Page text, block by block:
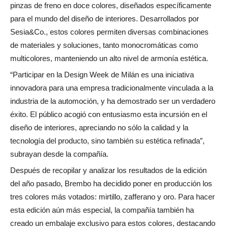
pinzas de freno en doce colores, diseñados específicamente
para el mundo del diseño de interiores. Desarrollados por
Sesia&Co., estos colores permiten diversas combinaciones
de materiales y soluciones, tanto monocromáticas como
multicolores, manteniendo un alto nivel de armonía estética.
“Participar en la Design Week de Milán es una iniciativa
innovadora para una empresa tradicionalmente vinculada a la
industria de la automoción, y ha demostrado ser un verdadero
éxito. El público acogió con entusiasmo esta incursión en el
diseño de interiores, apreciando no sólo la calidad y la
tecnología del producto, sino también su estética refinada”,
subrayan desde la compañía.
Después de recopilar y analizar los resultados de la edición
del año pasado, Brembo ha decidido poner en producción los
tres colores más votados: mirtillo, zafferano y oro. Para hacer
esta edición aún más especial, la compañía también ha
creado un embalaje exclusivo para estos colores, destacando